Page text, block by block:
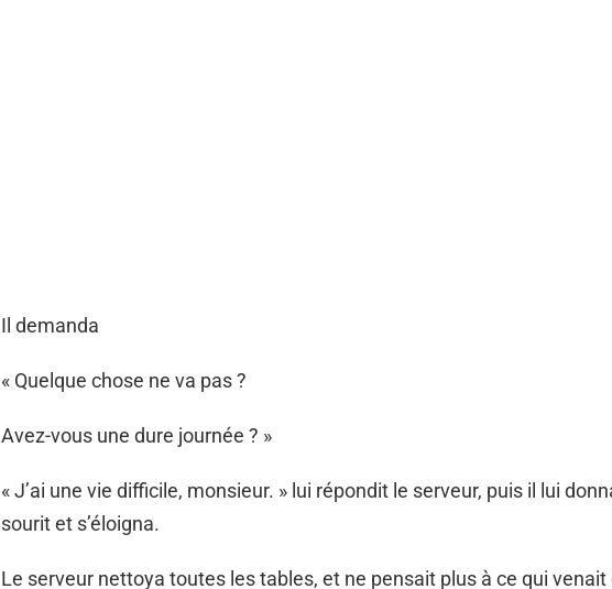
Il demanda
« Quelque chose ne va pas ?
Avez-vous une dure journée ? »
« J’ai une vie difficile, monsieur. » lui répondit le serveur, puis il lui
sourit et s’éloigna.
Le serveur nettoya toutes les tables, et ne pensait plus à ce qui venait